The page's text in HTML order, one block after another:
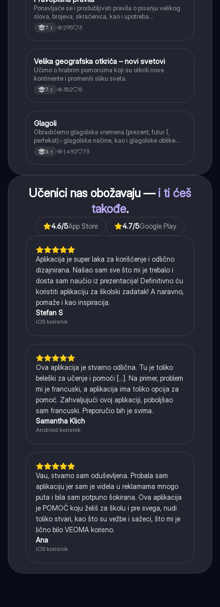
Ponavljaće se i produbljivati pravila o pisanju velikog
slova, brojeva, skraćenica, kao i upotreba
interpunkcije, sa posebnim fokusom na zarez u
složenoj rečenici.
7. r. 295 3
Istorija
Velika geografska otkrića – novi svetovi
Učimo o hrabrim pomorcima koji su otkrili nove
kontinente i promenili sliku sveta.
7. r. 352 8
Srpski jezik
Glagoli
Obradićemo glagolska vremena (prezent, futur I,
perfekat) i glagolske načine, kao i glagolske oblike
(infinitiv, glagolski pridevi i prilozi) i glagolski vid
(svršeni i nesvršeni).
6. r. 1,492 73
Učenici nas obožavaju — i ti ćeš
takođe.
4.6/5App Store 4.7/5Google Play
Aplikacija je super laka za korišćenje i odlično
dizajnirana. Našao sam sve što mi je trebalo i
dosta sam naučio iz prezentacija! Definitivno ću
koristiti aplikaciju za školski zadatak! A naravno,
pomaže i kao inspiracija.
Stefan S
iOS korisnik
Ova aplikacija je stvarno odlična. Tu je toliko
beleški za učenje i pomoći [...]. Na primer, problem
mi je francuski, a aplikacija ima toliko opcija za
pomoć. Zahvaljujući ovoj aplikaciji, poboljšao
sam francuski. Preporučio bih je svima.
Samantha Klich
Android korisnik
Vau, stvarno sam oduševljena. Probala sam
aplikaciju jer sam je videla u reklamama mnogo
puta i bila sam potpuno šokirana. Ova aplikacija
je POMOĆ koju želiš za školu i pre svega, nudi
toliko stvari, kao što su vežbe i sažeci, što mi je
lično bilo VEOMA korisno.
Ana
iOS korisnik